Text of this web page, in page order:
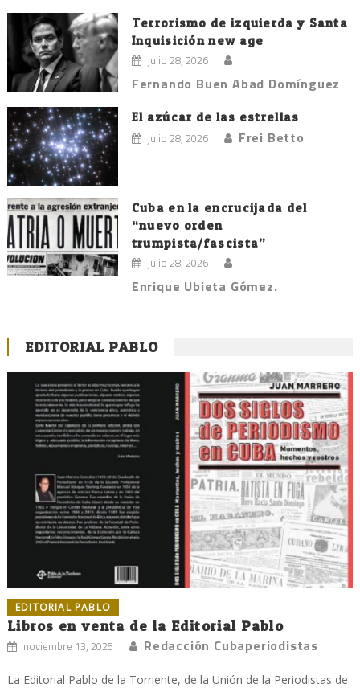
Terrorismo de izquierda y Santa
Inquisición new age
julio 28, 2026
Fernando Buen Abad Domínguez
El azúcar de las estrellas
julio 28, 2026 Frei Betto
Cuba en la encrucijada del
“nuevo orden
trumpista/fascista”
julio 28, 2026
Enrique Ubieta Gómez.
EDITORIAL PABLO
EDITORIAL PABLO
Libros en venta de la Editorial Pablo
noviembre 13, 2025 Redacción Cubaperiodistas
La Editorial Pablo de la Torriente, de la Unión de la Periodistas de